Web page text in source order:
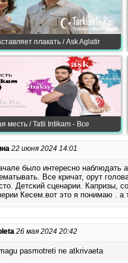
плакать / Ask Aglatir
месть / Tatli Intikam - Все
22 июня 2024 14:01
было интересно наблюдать
Все кричат, орут
Детский сценарии. Капризы,
Кесем.вот это я понимаю . а
26 мая 2024 20:42
pasmotreti ne atkrivaeta